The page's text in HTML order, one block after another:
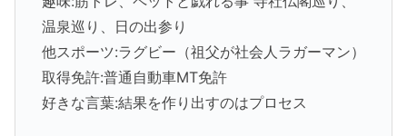
温泉巡り、日の出参り
他スポーツ:ラグビー（祖父が社会人ラガーマン）
取得免許:普通自動車MT免許
好きな言葉:結果を作り出すのはプロセス